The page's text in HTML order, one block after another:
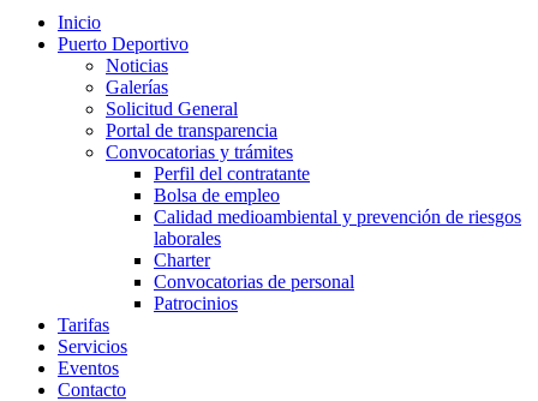
Inicio
Puerto Deportivo
Noticias
Galerías
Solicitud General
Portal de transparencia
Convocatorias y trámites
Perfil del contratante
Bolsa de empleo
Calidad medioambiental y prevención de riesgos
laborales
Charter
Convocatorias de personal
Patrocinios
Tarifas
Servicios
Eventos
Contacto